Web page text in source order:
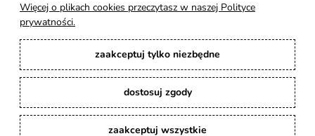
Rodzaje drewna
Kontakt
Karina Meble
: Ręcznie robione meble indyjskie, loftowe, industrialne i boho z
litego drewna. | Copyright © 2008–2026
Więcej o plikach cookies przeczytasz w naszej Polityce
prywatności.
zaakceptuj tylko niezbędne
dostosuj zgody
zaakceptuj wszystkie